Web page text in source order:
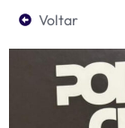
Voltar